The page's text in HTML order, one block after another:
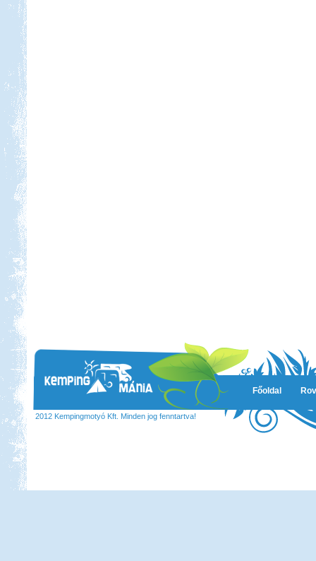
Főoldal
2012 Kempingmotyó Kft. Minden jog fenntartva!